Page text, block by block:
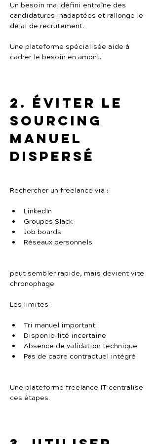
Un besoin mal défini entraîne des
candidatures inadaptées et rallonge le
délai de recrutement.
Une plateforme spécialisée aide à
cadrer le besoin en amont.
2. Éviter le
sourcing
manuel
dispersé
Rechercher un freelance via :
LinkedIn
Groupes Slack
Job boards
Réseaux personnels
peut sembler rapide, mais devient vite
chronophage.
Les limites :
Tri manuel important
Disponibilité incertaine
Absence de validation technique
Pas de cadre contractuel intégré
Une plateforme freelance IT centralise
ces étapes.